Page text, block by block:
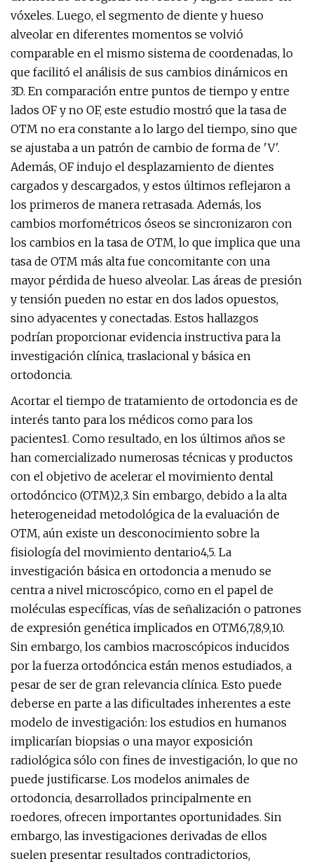
vóxeles. Luego, el segmento de diente y hueso
alveolar en diferentes momentos se volvió
comparable en el mismo sistema de coordenadas, lo
que facilitó el análisis de sus cambios dinámicos en
3D. En comparación entre puntos de tiempo y entre
lados OF y no OF, este estudio mostró que la tasa de
OTM no era constante a lo largo del tiempo, sino que
se ajustaba a un patrón de cambio de forma de 'V'.
Además, OF indujo el desplazamiento de dientes
cargados y descargados, y estos últimos reflejaron a
los primeros de manera retrasada. Además, los
cambios morfométricos óseos se sincronizaron con
los cambios en la tasa de OTM, lo que implica que una
tasa de OTM más alta fue concomitante con una
mayor pérdida de hueso alveolar. Las áreas de presión
y tensión pueden no estar en dos lados opuestos,
sino adyacentes y conectadas. Estos hallazgos
podrían proporcionar evidencia instructiva para la
investigación clínica, traslacional y básica en
ortodoncia.
Acortar el tiempo de tratamiento de ortodoncia es de
interés tanto para los médicos como para los
pacientes1. Como resultado, en los últimos años se
han comercializado numerosas técnicas y productos
con el objetivo de acelerar el movimiento dental
ortodóncico (OTM)2,3. Sin embargo, debido a la alta
heterogeneidad metodológica de la evaluación de
OTM, aún existe un desconocimiento sobre la
fisiología del movimiento dentario4,5. La
investigación básica en ortodoncia a menudo se
centra a nivel microscópico, como en el papel de
moléculas específicas, vías de señalización o patrones
de expresión genética implicados en OTM6,7,8,9,10.
Sin embargo, los cambios macroscópicos inducidos
por la fuerza ortodóncica están menos estudiados, a
pesar de ser de gran relevancia clínica. Esto puede
deberse en parte a las dificultades inherentes a este
modelo de investigación: los estudios en humanos
implicarían biopsias o una mayor exposición
radiológica sólo con fines de investigación, lo que no
puede justificarse. Los modelos animales de
ortodoncia, desarrollados principalmente en
roedores, ofrecen importantes oportunidades. Sin
embargo, las investigaciones derivadas de ellos
suelen presentar resultados contradictorios,